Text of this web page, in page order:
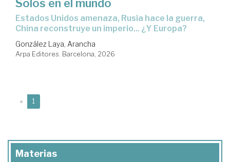
Solos en el mundo
Estados Unidos amenaza, Rusia hace la guerra,
China reconstruye un imperio... ¿Y Europa?
González Laya, Arancha
Arpa Editores. Barcelona, 2026
« 1
Materias